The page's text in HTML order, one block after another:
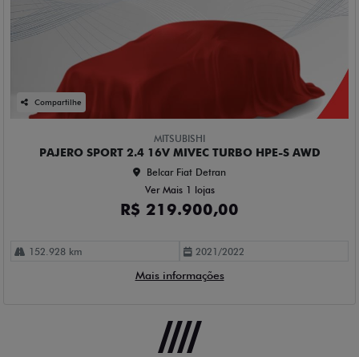
Compartilhe
MITSUBISHI
PAJERO SPORT 2.4 16V MIVEC TURBO HPE-S AWD
Belcar Fiat Detran
Ver Mais 1 lojas
R$ 219.900,00
152.928 km 2021/2022
Mais informações